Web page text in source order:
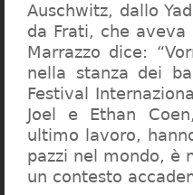
Auschwitz, dallo
da Frati, che
Marrazzo dice:
nella stanza dei
Festival
Joel e Ethan
ultimo lavoro,
pazzi nel mondo, è
un contesto